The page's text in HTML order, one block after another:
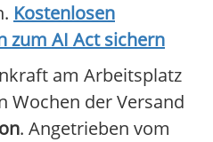
Kostenlosen
zum AI Act sichern
am Arbeitsplatz
Wochen der Versand
. Angetrieben vom